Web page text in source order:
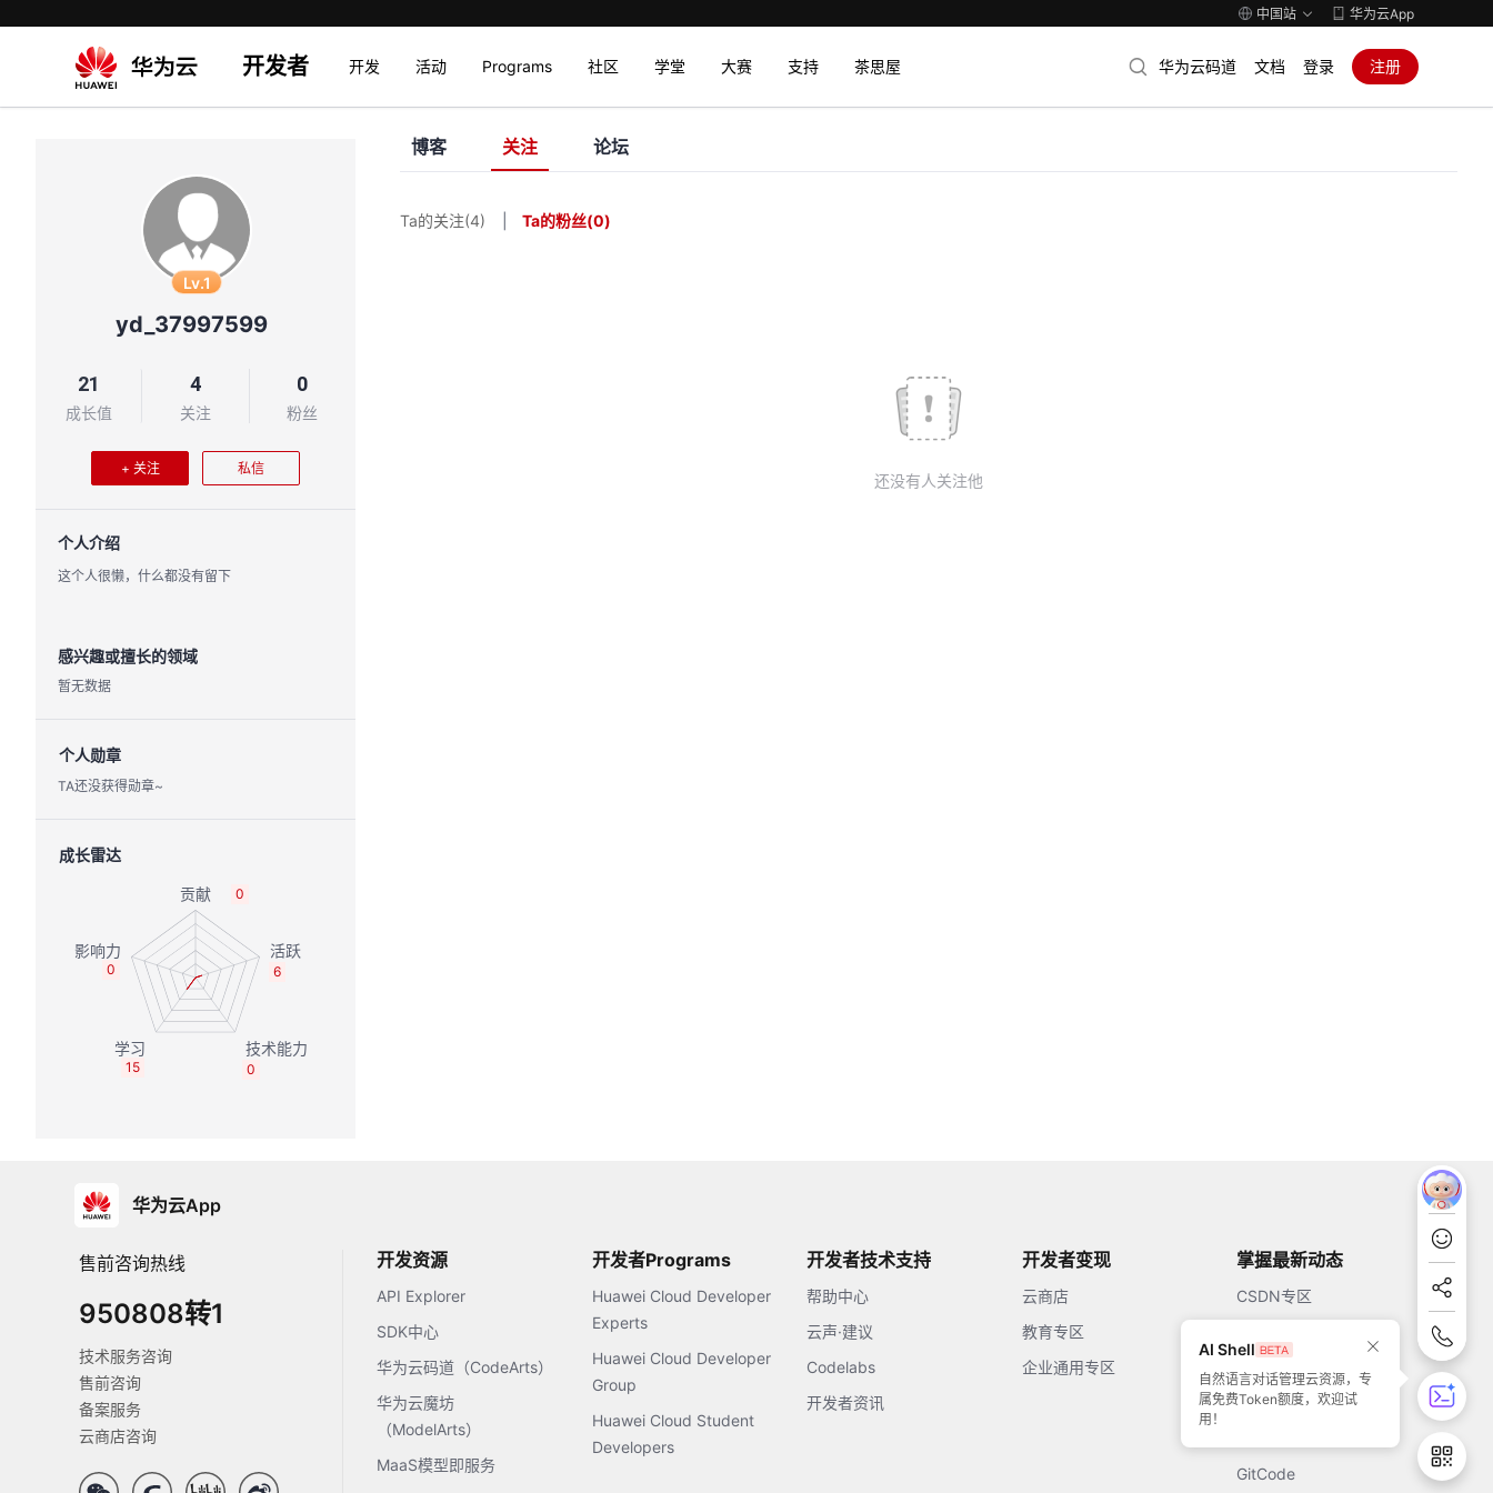
中国站 华为云App
开发者 开发 活动 Programs 社区 学堂 大赛 支持 茶思屋 华为云码道 文档 登录 注册
Lv.1
yd_37997599
21
成长值
4
关注
0
粉丝
+ 关注 私信
个人介绍
这个人很懒，什么都没有留下
感兴趣或擅长的领域
暂无数据
个人勋章
TA还没获得勋章~
成长雷达
0
6
0
15
0
博客 关注 论坛
Ta的关注(4) Ta的粉丝(0)
还没有人关注他
华为云App
售前咨询热线
950808转1
技术服务咨询
售前咨询
备案服务
云商店咨询
开发资源
API Explorer
SDK中心
华为云码道（CodeArts）
华为云魔坊
（ModelArts）
MaaS模型即服务
开发者Programs
Huawei Cloud Developer
Experts
Huawei Cloud Developer
Group
Huawei Cloud Student
Developers
开发者技术支持
帮助中心
云声·建议
Codelabs
开发者资讯
开发者变现
云商店
教育专区
企业通用专区
掌握最新动态
CSDN专区
51CTO
GitCode
AI Shell
自然语言对话管理云资源，专
属免费Token额度，欢迎试
用！